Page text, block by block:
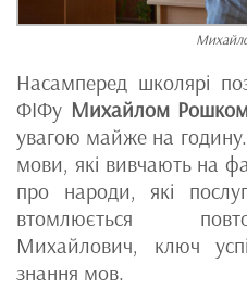
Насамперед школярі
ФІФу Михайлом
увагою майже на
мови, які вивчають на
про народи, які
втомлюється
Михайлович, ключ
знання мов.